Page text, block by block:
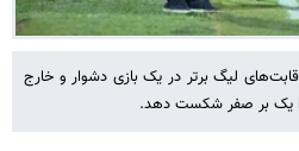
لیگ برتر در یک بازی دشوار و خارج
را یک بر صفر شکست دهد.